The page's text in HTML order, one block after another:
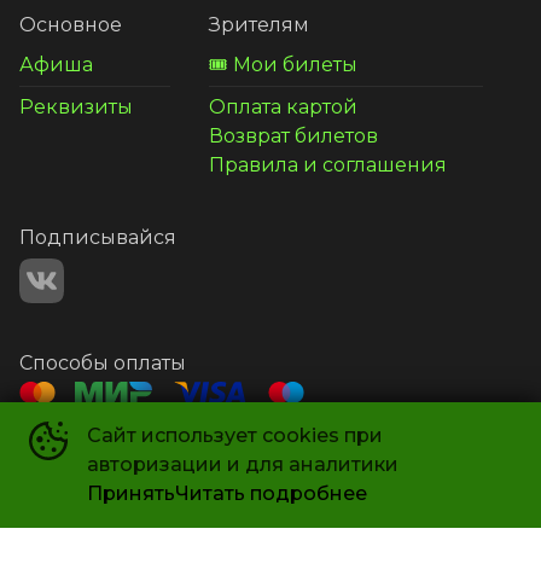
Сайт использует cookies при
авторизации и для аналитики
ПринятьЧитать подробнее
Основное
Афиша
Реквизиты
Зрителям
🎟️ Мои билеты
Оплата картой
Возврат билетов
Правила и соглашения
Подписывайся
Способы оплаты
Контакты
+7 987 581-14-21